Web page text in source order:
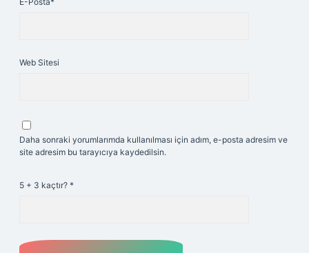
Web Sitesi
Daha sonraki yorumlarımda kullanılması için adım, e-posta adresim ve
site adresim bu tarayıcıya kaydedilsin.
5 + 3 kaçtır? *